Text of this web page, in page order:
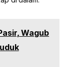
Wagub